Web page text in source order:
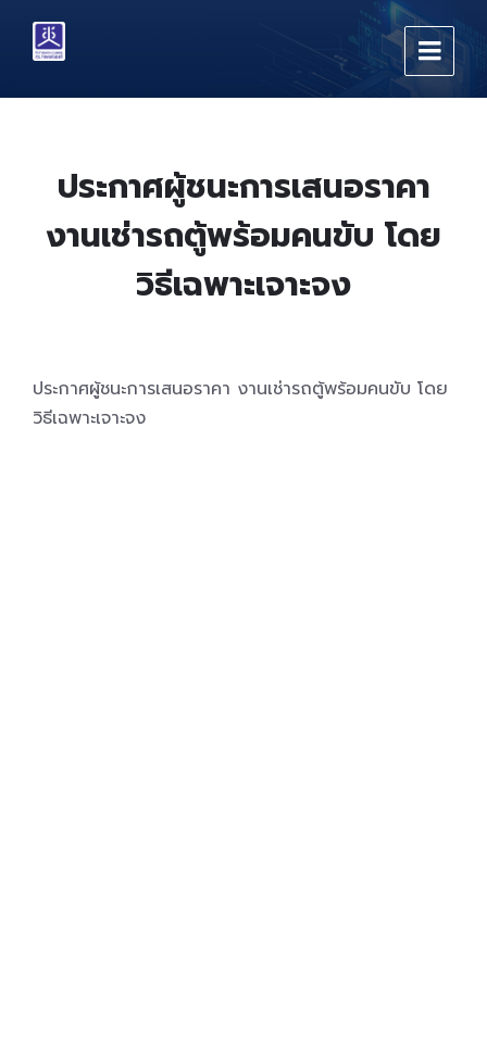
content
main
footer
ประกาศผู้ชนะการเสนอราคา
งานเช่ารถตู้พร้อมคนขับ โดย
วิธีเฉพาะเจาะจง
ประกาศผู้ชนะการเสนอราคา งานเช่ารถตู้พร้อมคนขับ โดย
วิธีเฉพาะเจาะจง